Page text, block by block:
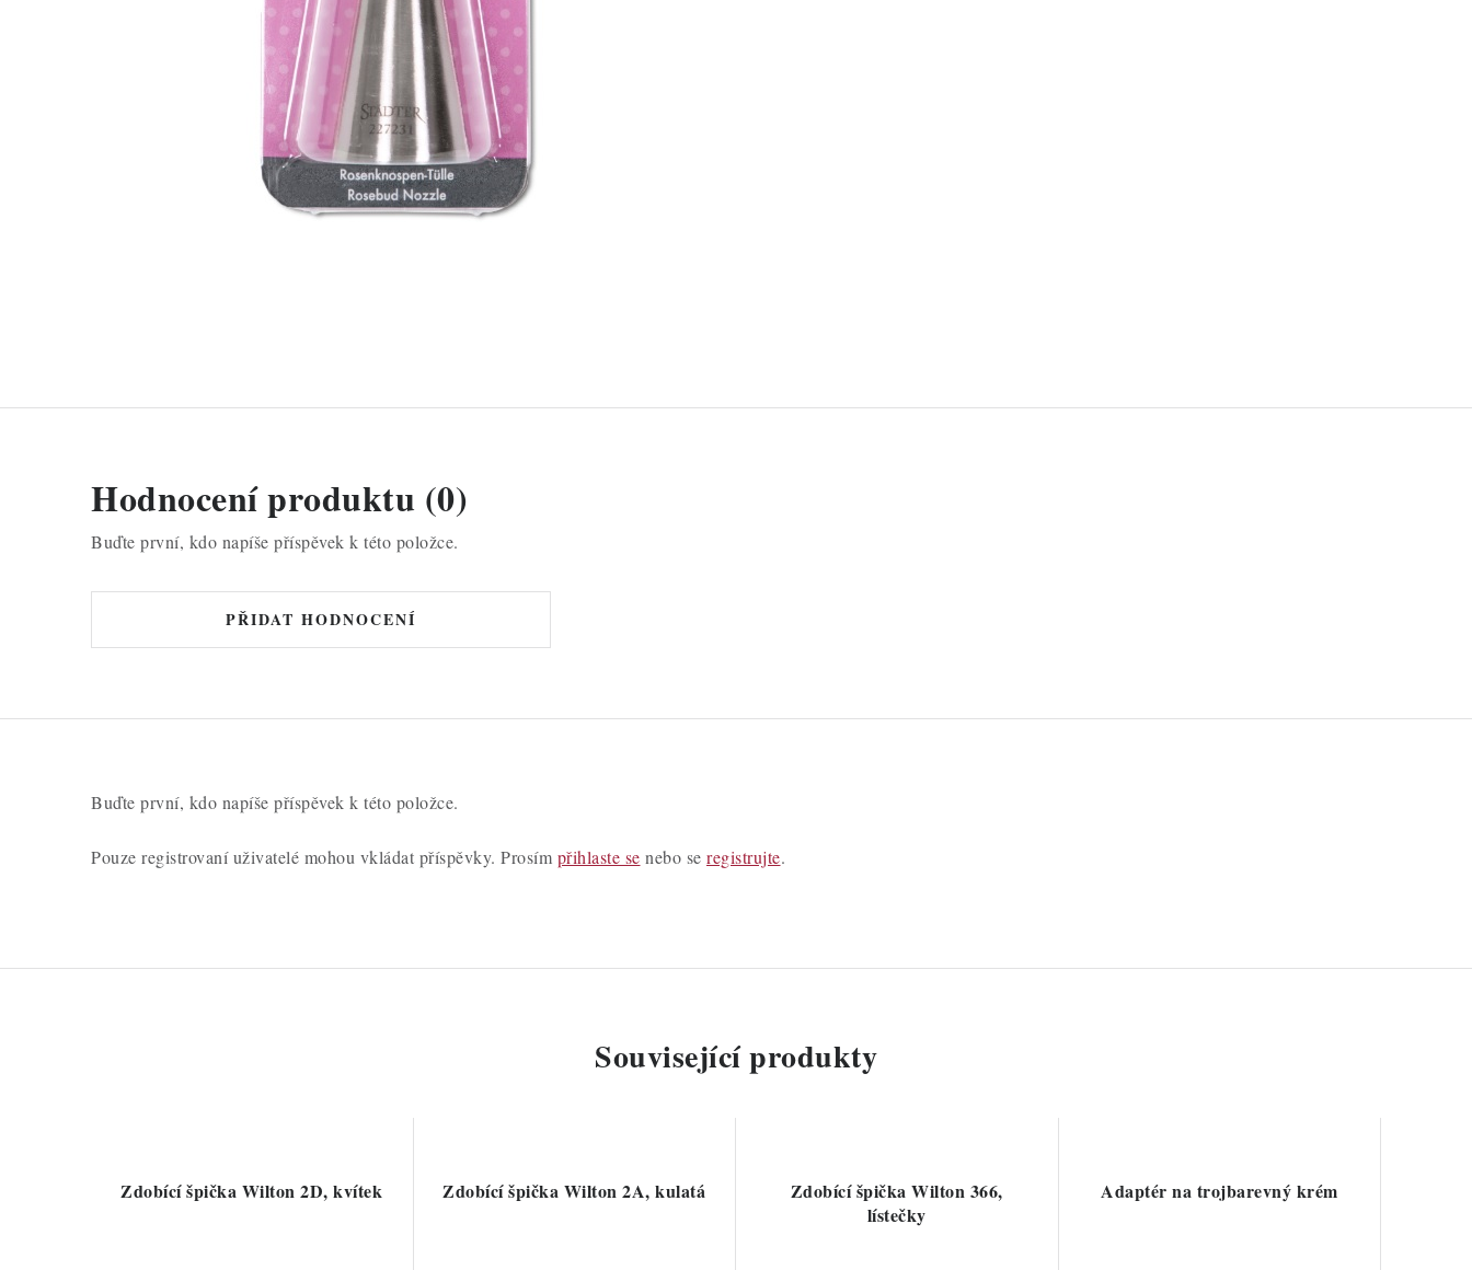
Hodnocení produktu (0)
Buďte první, kdo napíše příspěvek k této položce.
PŘIDAT HODNOCENÍ
Buďte první, kdo napíše příspěvek k této položce.
Pouze registrovaní uživatelé mohou vkládat příspěvky. Prosím přihlaste se nebo se registrujte.
Související produkty
Zdobící špička Wilton 2D, kvítek Zdobící špička Wilton 2A, kulatá
Zdobící špička Wilton 366,
lístečky
Adaptér na trojbarevný krém